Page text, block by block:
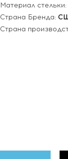
Материал стельки:
Страна Бренда:
Страна